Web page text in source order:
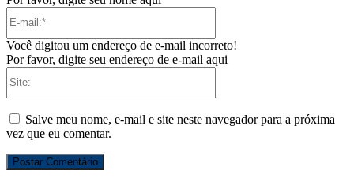
Você digitou um endereço de e-mail incorreto!
Por favor, digite seu endereço de e-mail aqui
Salve meu nome, e-mail e site neste navegador para a próxima
vez que eu comentar.